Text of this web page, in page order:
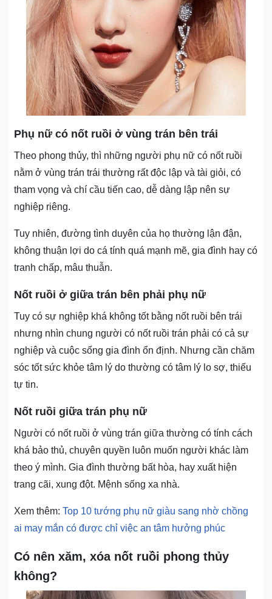
Phụ nữ có nốt ruồi ở vùng trán bên trái
Theo phong thủy, thì những người phụ nữ có nốt ruồi
nằm ở vùng trán trái thường rất độc lập và tài giỏi, có
tham vọng và chí cầu tiến cao, dễ dàng lập nên sự
nghiệp riêng.
Tuy nhiên, đường tình duyên của họ thường lận đận,
không thuận lợi do cá tính quá mạnh mẽ, gia đình hay có
tranh chấp, mâu thuẫn.
Nốt ruồi ở giữa trán bên phải phụ nữ
Tuy có sự nghiệp khá không tốt bằng nốt ruồi bên trái
nhưng nhìn chung người có nốt ruồi trán phải có cả sự
nghiệp và cuộc sống gia đình ổn định. Nhưng cần chăm
sóc tốt sức khỏe tâm lý do thường có tâm lý lo sợ, thiếu
tự tin.
Nốt ruồi giữa trán phụ nữ
Người có nốt ruồi ở vùng trán giữa thường có tính cách
khá bảo thủ, chuyên quyền luôn muốn người khác làm
theo ý mình. Gia đình thường bất hòa, hay xuất hiện
trang cãi, xung đột. Mệnh sống xa nhà.
Xem thêm: Top 10 tướng phụ nữ giàu sang nhờ chồng
ai may mắn có được chỉ việc an tâm hưởng phúc
Có nên xăm, xóa nốt ruồi phong thủy
không?